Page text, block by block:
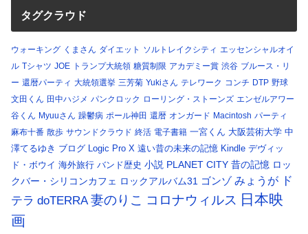
タグクラウド
ウォーキング くまさん ダイエット ソルトレイクシティ エッセンシャルオイ
ル Tシャツ JOE トランプ大統領 糖質制限 アカデミー賞 渋谷 ブルース・リ
ー 還暦パーティ 大統領選挙 三芳菊 Yukiさん テレワーク コンチ DTP 野球
文田くん 田中ハジメ パンクロック ローリング・ストーンズ エンゼルアワー
谷くん Myuuさん 躁鬱病 ポール神田 還暦 オンガード Macintosh パーティ
麻布十番 散歩 サウンドクラウド 終活 電子書籍 一宮くん 大阪芸術大学 中
澤てるゆき ブログ Logic Pro X 遠い昔の未来の記憶 Kindle デヴィッ
ド・ボウイ 海外旅行 バンド歴史 小説 PLANET CITY 昔の記憶 ロッ
クバー・シリコンカフェ ロックアルバム31 ゴンゾ みょうが
ド
テラ doTERRA 妻のりこ コロナウィルス 日本映
画